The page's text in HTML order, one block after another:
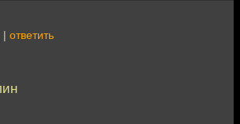
| ответить